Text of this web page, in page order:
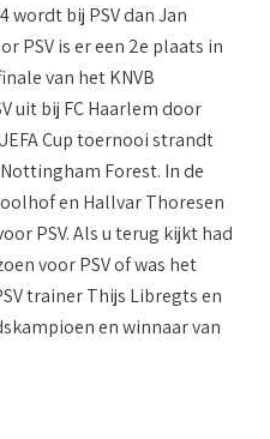
wordt bij PSV dan Jan
PSV is er een 2e plaats in
van het KNVB
uit bij FC Haarlem door
Cup toernooi strandt
Forest. In de
en Hallvar Thoresen
PSV. Als u terug kijkt had
voor PSV of was het
trainer Thijs Libregts en
en winnaar van